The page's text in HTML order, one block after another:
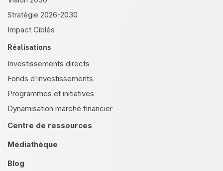
Stratégie 2026-2030
Impact Ciblés
Réalisations
Investissements directs
Fonds d'investissements
Programmes et initiatives
Dynamisation marché financier
Centre de ressources
Médiathèque
Blog